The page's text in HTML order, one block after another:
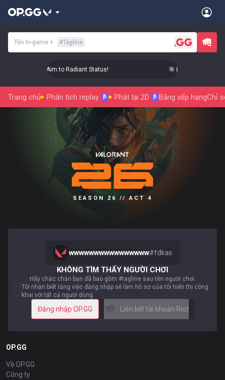
Tên In-game + #Tagline
Level Up Your Aim to Radiant Status! 🎯 Level Up Your
Trang chủ Phân tích replay β Phát lại 2D β Bảng xếp hạngChỉ
SEASON 26 // ACT 4
wwwwwwwwwwwwwwww#fdkas
KHÔNG TÌM THẤY NGƯỜI CHƠI
Hãy chắc chắn bạn đã bao gồm #tagline sau tên người chơi.
Tôi nhận biết rằng việc đăng nhập sẽ làm hồ sơ của tôi hiển thị công
khai với tất cả người dùng
Đăng nhập OP.GG Liên kết tài khoản Riot
OP.GG
Về OP.GG
Công ty